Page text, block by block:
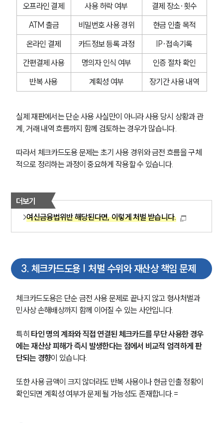
오프라인 결제
사용 허락 여부
결제 장소·횟수
ATM 출금
비밀번호 사용 경위
현금 인출 목적
온라인 결제
카드정보 등록 과정
IP·접속기록
간편결제 사용
명의자 인식 여부
인증 절차 확인
반복 사용
계획성 여부 장기간 사용 내역
실제 재판에서는 단순 사용 사실만이 아니라 사용 당시 상황과 관
계, 거래 내역 흐름까지 함께 검토하는 경우가 많습니다.
따라서 체크카드도용 문제는 초기 사용 경위와 금전 흐름을 구체
적으로 정리하는 과정이 중요하게 작용할 수 있습니다.
더보기
여신금융법위반 해당된다면, 이렇게 처벌 받습니다.
3. 체크카드도용 | 처벌 수위와 재산상 책임 문제
체크카드도용은 단순 금전 사용 문제로 끝나지 않고 형사처벌과
민사상 손해배상까지 함께 이어질 수 있는 사안입니다.
특히 타인 명의 계좌와 직접 연결된 체크카드를 무단 사용한 경우
에는 재산상 피해가 즉시 발생한다는 점에서 비교적 엄격하게 판
단되는 경향이 있습니다.
또한 사용 금액이 크지 않더라도 반복 사용이나 현금 인출 정황이
확인되면 계획성 여부가 문제 될 가능성도 존재합니다.=